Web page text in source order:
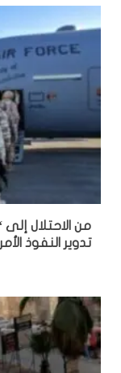
من الاحتلال
تدوير النفوذ